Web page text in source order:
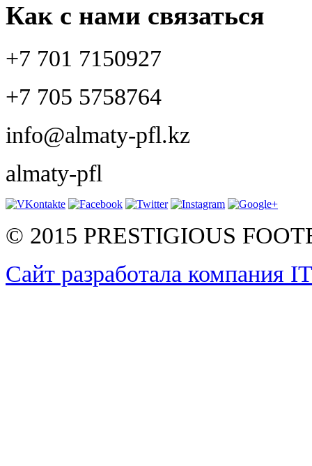
Как с нами связаться
+7 701 7150927
+7 705 5758764
info@almaty-pfl.kz
almaty-pfl
© 2015 PRESTIGIOUS
Сайт разработала компания